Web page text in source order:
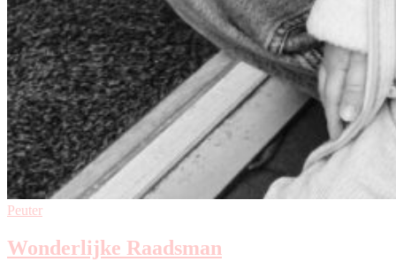
Peuter
Wonderlijke Raadsman